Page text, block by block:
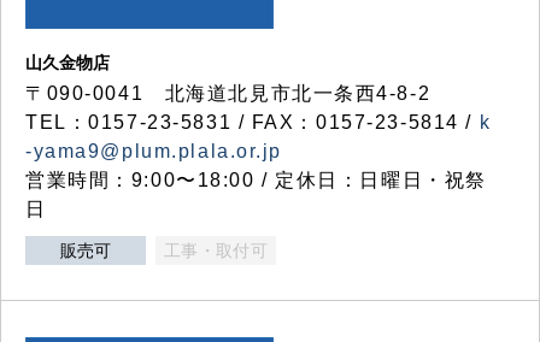
山久金物店
〒090-0041 北海道北見市北一条西4-8-2
TEL：0157-23-5831 / FAX：0157-23-5814 / k
-yama9@plum.plala.or.jp
営業時間：9:00〜18:00 / 定休日：日曜日・祝祭
日
販売可 工事・取付可